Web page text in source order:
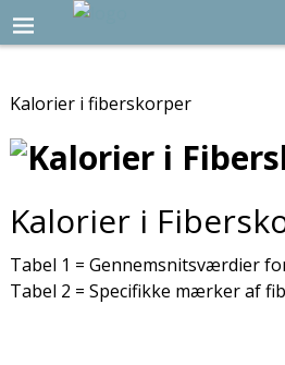
Kalorier i fiberskorper
Kalorier i
Tabel 1 = Gennemsnitsværdier
Tabel 2 = Specifikke mærker af